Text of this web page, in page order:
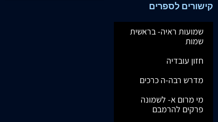
קישורים לספרים
שמועות ראיה- בראשית
שמות
חזון עובדיה
מדרש רבה-ה כרכים
מי מרום א- לשמונה
פרקים להרמבם